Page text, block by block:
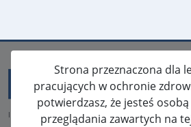
Strona przeznaczona dla
pracujących w ochronie
potwierdzasz, że jesteś
przeglądania zawartych na
ISSN: 2080-5438